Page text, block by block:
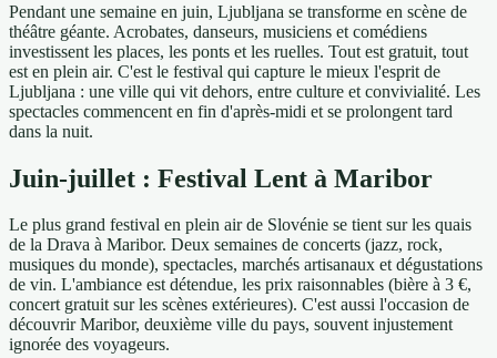
Pendant une semaine en juin, Ljubljana se transforme en scène de
théâtre géante. Acrobates, danseurs, musiciens et comédiens
investissent les places, les ponts et les ruelles. Tout est gratuit, tout
est en plein air. C'est le festival qui capture le mieux l'esprit de
Ljubljana : une ville qui vit dehors, entre culture et convivialité. Les
spectacles commencent en fin d'après-midi et se prolongent tard
dans la nuit.
Juin-juillet : Festival Lent à Maribor
Le plus grand festival en plein air de Slovénie se tient sur les quais
de la Drava à Maribor. Deux semaines de concerts (jazz, rock,
musiques du monde), spectacles, marchés artisanaux et dégustations
de vin. L'ambiance est détendue, les prix raisonnables (bière à 3 €,
concert gratuit sur les scènes extérieures). C'est aussi l'occasion de
découvrir Maribor, deuxième ville du pays, souvent injustement
ignorée des voyageurs.